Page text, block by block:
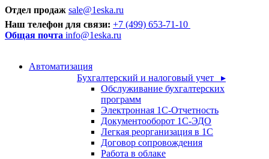
Отдел продаж sale@1eska.ru
Наш телефон для связи: +7 (499) 653-71-10
Общая почта info@1eska.ru
Автоматизация
Бухгалтерский и налоговый учет ▸
Обслуживание бухгалтерских
программ
Электронная 1С-Отчетность
Документооборот 1С-ЭДО
Легкая реорганизация в 1С
Договор сопровождения
Работа в облаке